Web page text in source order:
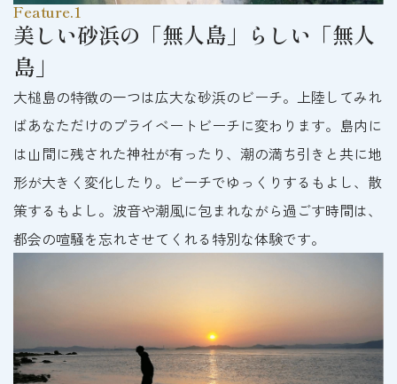
Feature.1
美しい砂浜の「無人島」らしい「無人
島」
大槌島の特徴の一つは広大な砂浜のビーチ。上陸してみれ
ばあなただけのプライベートビーチに変わります。島内に
は山間に残された神社が有ったり、潮の満ち引きと共に地
形が大きく変化したり。ビーチでゆっくりするもよし、散
策するもよし。波音や潮風に包まれながら過ごす時間は、
都会の喧騒を忘れさせてくれる特別な体験です。